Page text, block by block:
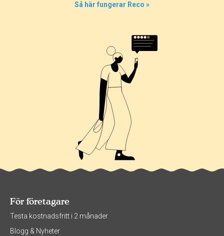
Så här fungerar Reco »
För företagare
Testa kostnadsfritt i 2 månader
Blogg & Nyheter